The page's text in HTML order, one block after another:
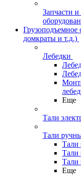
Запчасти и
Грузоподъемное
домкраты и т.д.)
Лебедки
Еще
Тали
Тали
Тали
Тали
Тали
Еще